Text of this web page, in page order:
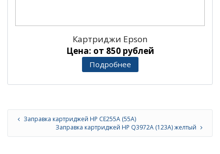
Картриджи Epson
Цена: от 850 рублей
Подробнее
Заправка картриджей HP CE255A (55A)
Заправка картриджей HP Q3972A (123A) желтый